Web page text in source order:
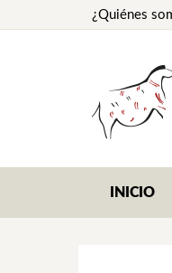
¿Quiénes
INICIO